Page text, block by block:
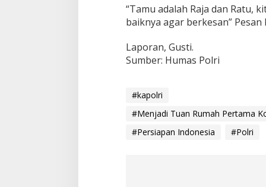
“Tamu adalah Raja dan Ratu,
baiknya agar berkesan”
Laporan, Gusti.
Sumber: Humas Polri
#kapolri
#Menjadi Tuan Rumah Pertama
#Persiapan Indonesia
#Polri